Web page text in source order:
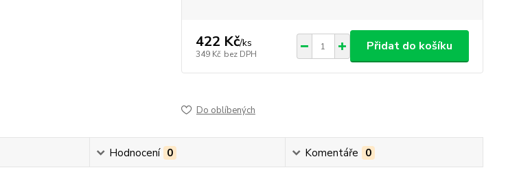
422 Kč/ks
349 Kč bez DPH
Přidat do košíku
Do oblíbených
Hodnocení 0 Komentáře 0